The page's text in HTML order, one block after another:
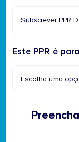
Subscrever PPR
Este PPR é
Escolha uma